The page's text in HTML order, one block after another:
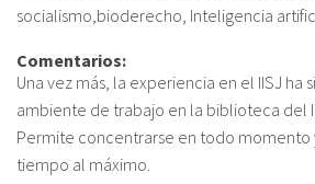
socialismo,bioderecho, Inteligencia
Comentarios:
Una vez más, la experiencia en el IISJ ha
ambiente de trabajo en la biblioteca del
Permite concentrarse en todo momento
tiempo al máximo.